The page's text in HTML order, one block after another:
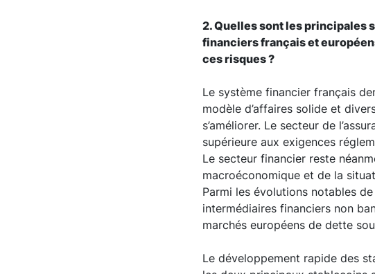
2. Quelles sont les principales
financiers français et
ces risques ?
Le système financier français
modèle d’affaires solide et
s’améliorer. Le secteur de
supérieure aux exigences
Le secteur financier reste
macroéconomique et de la
Parmi les évolutions notables
intermédiaires financiers non
marchés européens de dette
Le développement rapide des